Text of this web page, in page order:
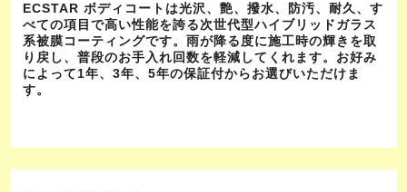
ECSTAR ボディコートは光沢、艶、撥水、防汚、耐久、す
べての項目で高い性能を誇る次世代型ハイブリッドガラス
系被膜コーティングです。雨が降る度に施工時の輝きを取
り戻し、普段のお手入れ回数を軽減してくれます。お好み
によって1年、3年、5年の保証付からお選びいただけま
す。